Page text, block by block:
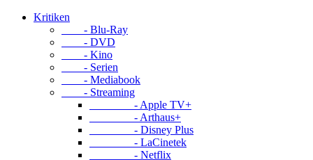
Kritiken
- Blu-Ray
- DVD
- Kino
- Serien
- Mediabook
- Streaming
- Apple TV+
- Arthaus+
- Disney Plus
- LaCinetek
- Netflix